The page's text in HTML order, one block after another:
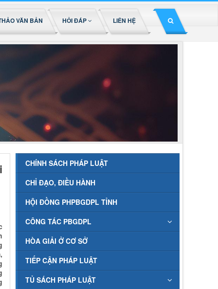
VĂN BẢN HỎI ĐÁP LIÊN HỆ
CHÍNH SÁCH PHÁP LUẬT
CHỈ ĐẠO, ĐIỀU HÀNH
HỘI ĐỒNG PHPBGDPL TỈNH
CÔNG TÁC PBGDPL
HÒA GIẢI Ở CƠ SỞ
TIẾP CẬN PHÁP LUẬT
TỦ SÁCH PHÁP LUẬT